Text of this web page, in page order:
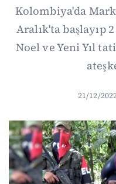
Kolombiya'da
Aralık'ta başlayıp
Noel ve Yeni Yıl
21/12/